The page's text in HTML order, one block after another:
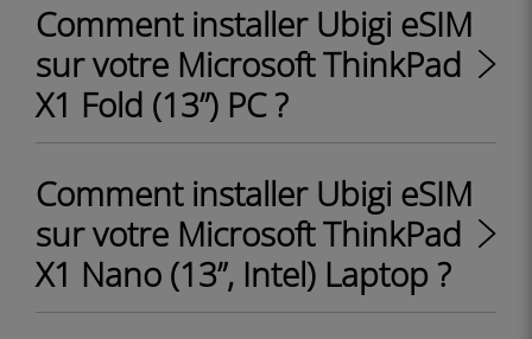
Comment installer Ubigi eSIM
sur votre Microsoft ThinkPad
X1 Fold (13”) PC ?
Comment installer Ubigi eSIM
sur votre Microsoft ThinkPad
X1 Nano (13”, Intel) Laptop ?